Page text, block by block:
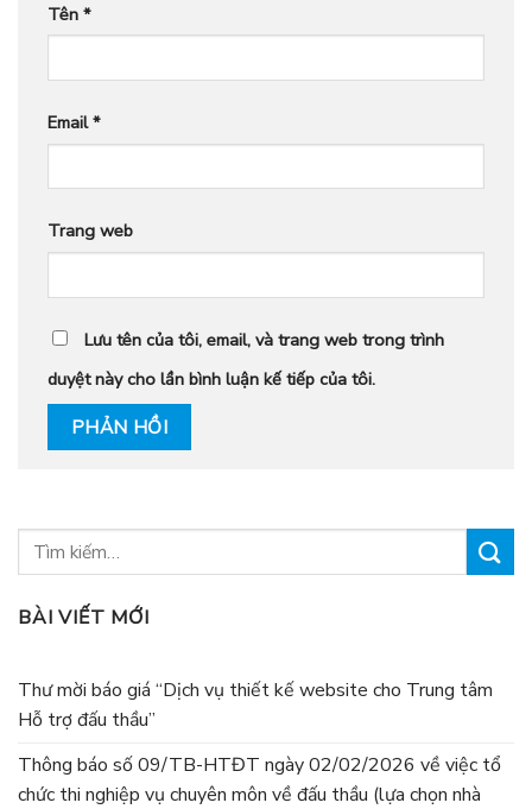
Tên *
Email*
Trang web
Lưu tên của tôi, email, và trang web trong trình
duyệt này cho lần bình luận kế tiếp của tôi.
BÀI VIẾT MỚI
Thư mời báo giá “Dịch vụ thiết kế website cho Trung tâm
Hỗ trợ đấu thầu”
Thông báo số 09/TB-HTĐT ngày 02/02/2026 về việc tổ
chức thi nghiệp vụ chuyên môn về đấu thầu (lựa chọn nhà